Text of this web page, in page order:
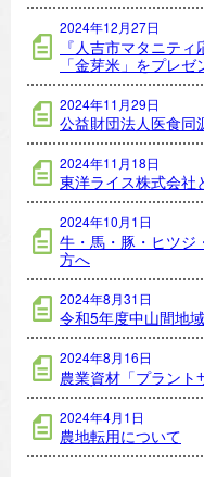
2024年12月27日
『人吉市マタニテ
「金芽米」をプレゼ
2024年11月29日
公益財団法人医食同
2024年11月18日
東洋ライス株式会社
2024年10月1日
牛・馬・豚・ヒツジ
方へ
2024年8月31日
令和5年度中山間地
2024年8月16日
農業資材「プラント
2024年4月1日
農地転用について